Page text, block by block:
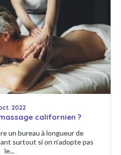
2022
californien ?
un bureau à longueur de
surtout si on n’adopte pas
le...